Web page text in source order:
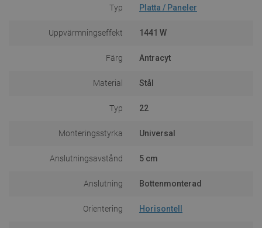
Typ Platta / Paneler
Uppvärmningseffekt 1441 W
Färg Antracyt
Material Stål
Typ 22
Monteringsstyrka Universal
Anslutningsavstånd 5 cm
Anslutning Bottenmonterad
Orientering Horisontell